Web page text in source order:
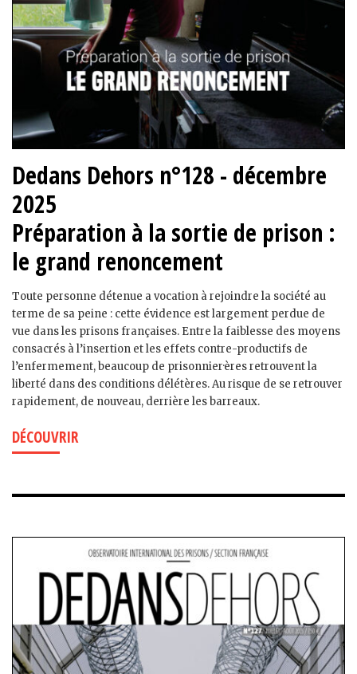
Dedans Dehors n°128 - décembre
2025
Préparation à la sortie de prison :
le grand renoncement
Toute personne détenue a vocation à rejoindre la société au
terme de sa peine : cette évidence est largement perdue de
vue dans les prisons françaises. Entre la faiblesse des moyens
consacrés à l’insertion et les effets contre-productifs de
l’enfermement, beaucoup de prisonnier·ères retrouvent la
liberté dans des conditions délétères. Au risque de se retrouver
rapidement, de nouveau, derrière les barreaux.
DÉCOUVRIR